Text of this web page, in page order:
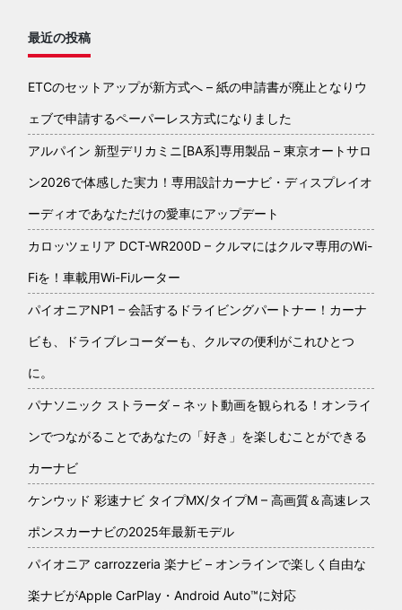
最近の投稿
ETCのセットアップが新方式へ – 紙の申請書が廃止となりウ
ェブで申請するペーパーレス方式になりました
アルパイン 新型デリカミニ[BA系]専用製品 – 東京オートサロ
ン2026で体感した実力！専用設計カーナビ・ディスプレイオ
ーディオであなただけの愛車にアップデート
カロッツェリア DCT-WR200D – クルマにはクルマ専用のWi-
Fiを！車載用Wi-Fiルーター
パイオニアNP1 – 会話するドライビングパートナー！カーナ
ビも、ドライブレコーダーも、クルマの便利がこれひとつ
に。
パナソニック ストラーダ – ネット動画を観られる！オンライ
ンでつながることであなたの「好き」を楽しむことができる
カーナビ
ケンウッド 彩速ナビ タイプMX/タイプM – 高画質＆高速レス
ポンスカーナビの2025年最新モデル
パイオニア carrozzeria 楽ナビ – オンラインで楽しく自由な
楽ナビがApple CarPlay・Android Auto™に対応